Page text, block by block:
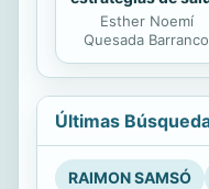
Esther Noemí
Quesada Barranco
Últimas
RAIMON SAMSÓ